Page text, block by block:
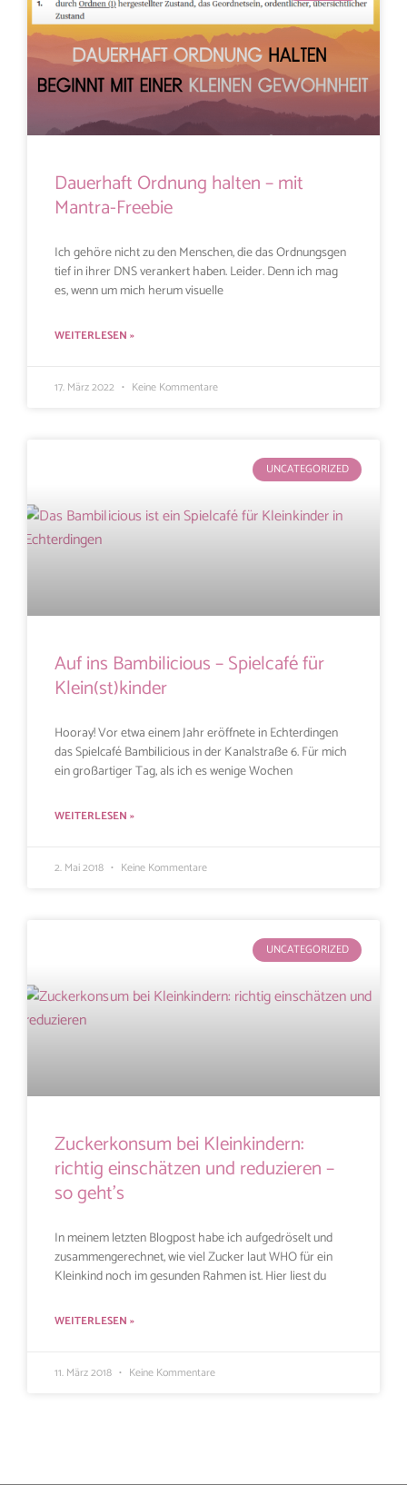
Dauerhaft Ordnung halten – mit
Mantra-Freebie
Ich gehöre nicht zu den Menschen, die das Ordnungsgen
tief in ihrer DNS verankert haben. Leider. Denn ich mag
es, wenn um mich herum visuelle
WEITERLESEN »
17. März 2022 Keine Kommentare
UNCATEGORIZED
Auf ins Bambilicious – Spielcafé für
Klein(st)kinder
Hooray! Vor etwa einem Jahr eröffnete in Echterdingen
das Spielcafé Bambilicious in der Kanalstraße 6. Für mich
ein großartiger Tag, als ich es wenige Wochen
WEITERLESEN »
2. Mai 2018 Keine Kommentare
UNCATEGORIZED
Zuckerkonsum bei Kleinkindern:
richtig einschätzen und reduzieren –
so geht’s
In meinem letzten Blogpost habe ich aufgedröselt und
zusammengerechnet, wie viel Zucker laut WHO für ein
Kleinkind noch im gesunden Rahmen ist. Hier liest du
WEITERLESEN »
11. März 2018 Keine Kommentare